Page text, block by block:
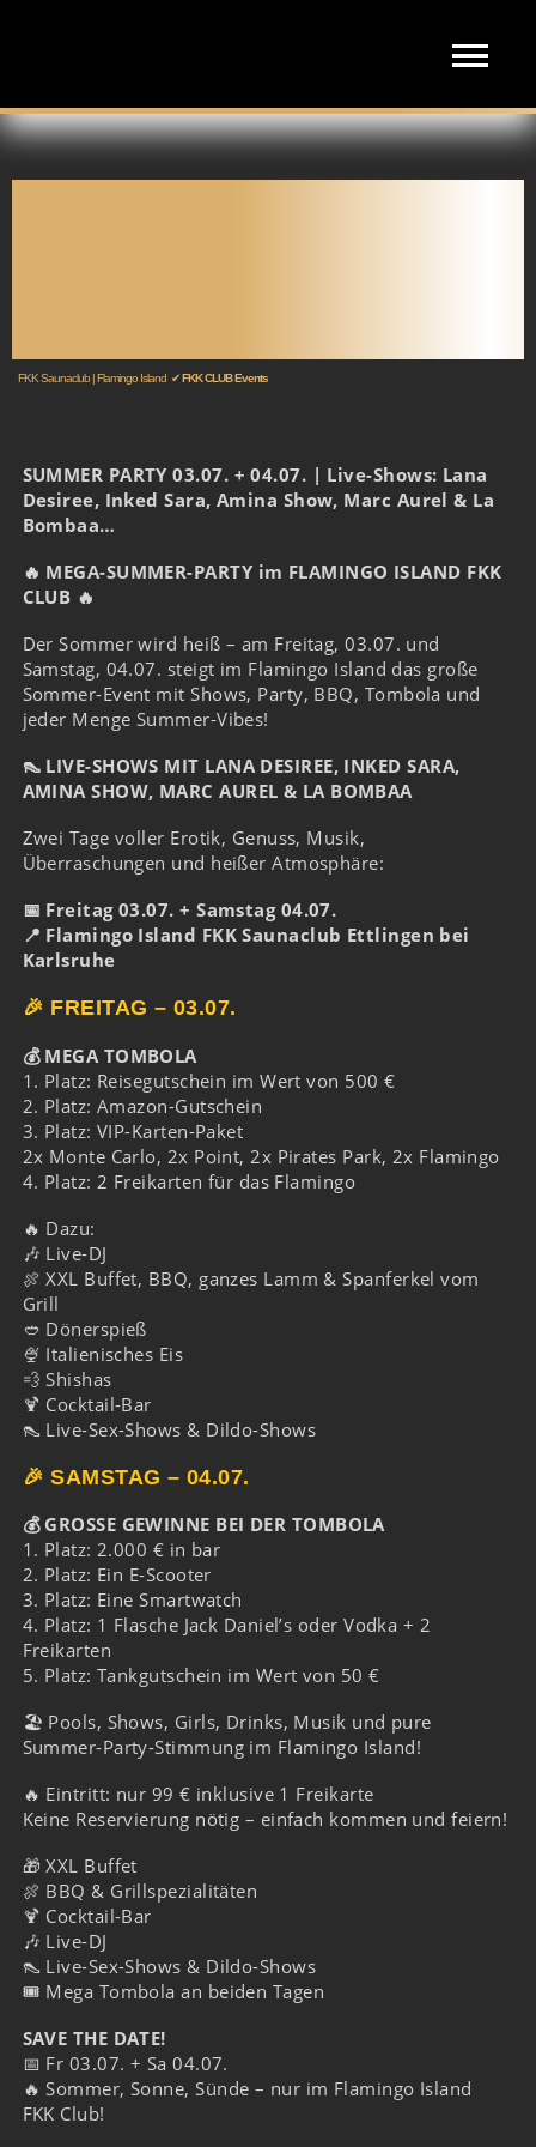
FKK Saunaclub | Flamingo Island ✔FKK CLUB Events
SUMMER PARTY 03.07. + 04.07. | Live-Shows: Lana
Desiree, Inked Sara, Amina Show, Marc Aurel & La
Bombaa…
🔥 MEGA-SUMMER-PARTY im FLAMINGO ISLAND FKK
CLUB 🔥
Der Sommer wird heiß – am Freitag, 03.07. und
Samstag, 04.07. steigt im Flamingo Island das große
Sommer-Event mit Shows, Party, BBQ, Tombola und
jeder Menge Summer-Vibes!
👠 LIVE-SHOWS MIT LANA DESIREE, INKED SARA,
AMINA SHOW, MARC AUREL & LA BOMBAA
Zwei Tage voller Erotik, Genuss, Musik,
Überraschungen und heißer Atmosphäre:
📅 Freitag 03.07. + Samstag 04.07.
📍 Flamingo Island FKK Saunaclub Ettlingen bei
Karlsruhe
🎉 FREITAG – 03.07.
💰 MEGA TOMBOLA
1. Platz: Reisegutschein im Wert von 500 €
2. Platz: Amazon-Gutschein
3. Platz: VIP-Karten-Paket
2x Monte Carlo, 2x Point, 2x Pirates Park, 2x Flamingo
4. Platz: 2 Freikarten für das Flamingo
🔥 Dazu:
🎶 Live-DJ
🍖 XXL Buffet, BBQ, ganzes Lamm & Spanferkel vom
Grill
🥙 Dönerspieß
🍨 Italienisches Eis
💨 Shishas
🍹 Cocktail-Bar
👠 Live-Sex-Shows & Dildo-Shows
🎉 SAMSTAG – 04.07.
💰 GROSSE GEWINNE BEI DER TOMBOLA
1. Platz: 2.000 € in bar
2. Platz: Ein E-Scooter
3. Platz: Eine Smartwatch
4. Platz: 1 Flasche Jack Daniel’s oder Vodka + 2
Freikarten
5. Platz: Tankgutschein im Wert von 50 €
🏖️ Pools, Shows, Girls, Drinks, Musik und pure
Summer-Party-Stimmung im Flamingo Island!
🔥 Eintritt: nur 99 € inklusive 1 Freikarte
Keine Reservierung nötig – einfach kommen und feiern!
🎁 XXL Buffet
🍖 BBQ & Grillspezialitäten
🍹 Cocktail-Bar
🎶 Live-DJ
👠 Live-Sex-Shows & Dildo-Shows
🎟️ Mega Tombola an beiden Tagen
SAVE THE DATE!
📅 Fr 03.07. + Sa 04.07.
🔥 Sommer, Sonne, Sünde – nur im Flamingo Island
FKK Club!